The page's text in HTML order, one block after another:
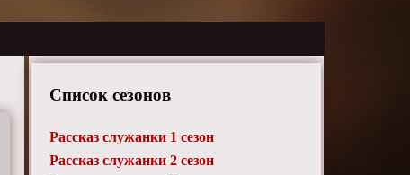
Список сезонов
Рассказ служанки 1 сезон
Рассказ служанки 2 сезон